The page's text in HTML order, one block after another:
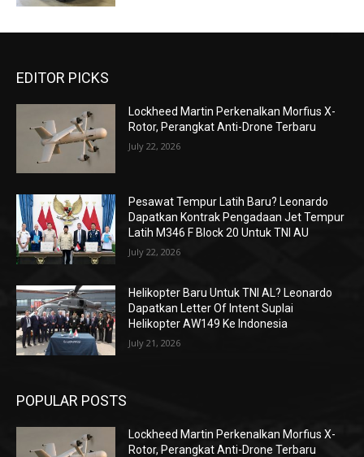
EDITOR PICKS
Lockheed Martin Perkenalkan Morfius X-
Rotor, Perangkat Anti-Drone Terbaru
July 22, 2026
Pesawat Tempur Latih Baru? Leonardo
Dapatkan Kontrak Pengadaan Jet Tempur
Latih M346 F Block 20 Untuk TNI AU
July 22, 2026
Helikopter Baru Untuk TNI AL? Leonardo
Dapatkan Letter Of Intent Suplai
Helikopter AW149 Ke Indonesia
July 21, 2026
POPULAR POSTS
Lockheed Martin Perkenalkan Morfius X-
Rotor, Perangkat Anti-Drone Terbaru